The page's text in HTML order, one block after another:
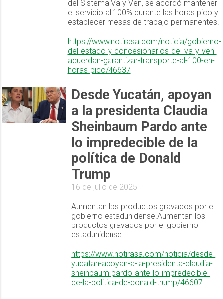
del Sistema Va y Ven, se acordó mantener
el servicio al 100% durante las horas pico y
establecer mesas de trabajo permanentes.
https://www.notirasa.com/noticia/gobierno-
del-estado-y-concesionarios-del-va-y-ven-
acuerdan-garantizar-transporte-al-100-en-
horas-pico/46637
Desde Yucatán, apoyan
a la presidenta Claudia
Sheinbaum Pardo ante
lo impredecible de la
política de Donald
Trump
16 de julio de 2025
Aumentan los productos gravados por el
gobierno estadunidense.Aumentan los
productos gravados por el gobierno
estadunidense.
https://www.notirasa.com/noticia/desde-
yucatan-apoyan-a-la-presidenta-claudia-
sheinbaum-pardo-ante-lo-impredecible-
de-la-politica-de-donald-trump/46607